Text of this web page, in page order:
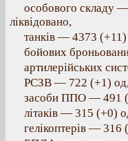
особового складу
ліквідовано,
танків — 4373
бойових
артилерійських
РСЗВ — 722 (+1)
засоби ППО — 491
літаків — 315 (+0)
гелікоптерів — 316